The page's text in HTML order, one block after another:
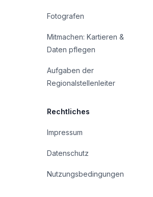
Fotografen
Mitmachen: Kartieren &
Daten pflegen
Aufgaben der
Regionalstellenleiter
Rechtliches
Impressum
Datenschutz
Nutzungsbedingungen